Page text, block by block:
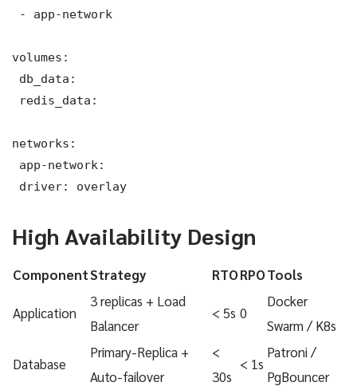
- app-network
volumes:
db_data:
redis_data:
networks:
app-network:
driver: overlay
High Availability Design
ComponentStrategy RTORPOTools
Application
3 replicas + Load
Balancer
< 5s 0
Docker
Swarm / K8s
Database
Primary-Replica +
Auto-failover
<
30s
< 1s
Patroni /
PgBouncer